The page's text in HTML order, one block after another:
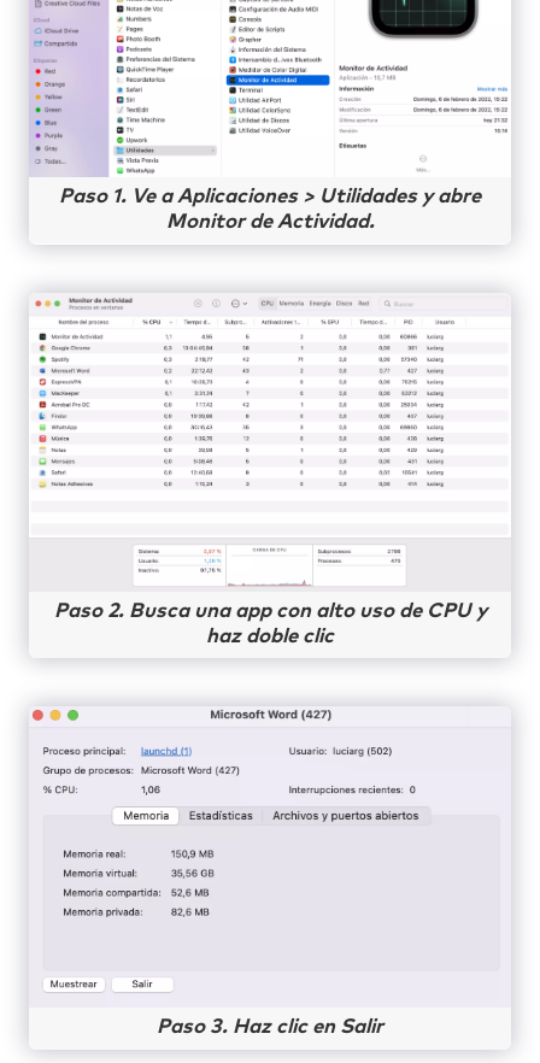
Paso 1. Ve a Aplicaciones > Utilidades y abre
Monitor de Actividad.
Paso 2. Busca una app con alto uso de CPU y
haz doble clic
Paso 3. Haz clic en Salir